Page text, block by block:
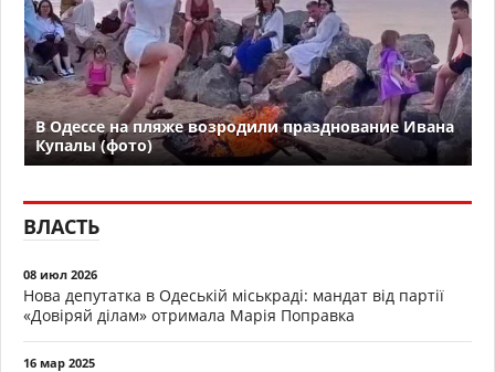
В Одессе на пляже возродили празднование Ивана
Купалы (фото)
ВЛАСТЬ
08 июл 2026
Нова депутатка в Одеській міськраді: мандат від партії
«Довіряй ділам» отримала Марія Поправка
16 мар 2025